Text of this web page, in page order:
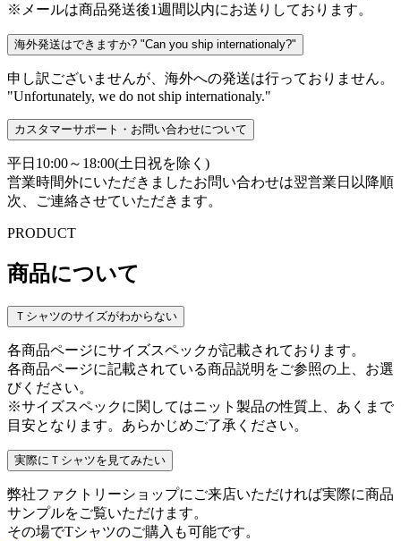
※メールは商品発送後1週間以内にお送りしております。
海外発送はできますか? "Can you ship internationaly?"
申し訳ございませんが、海外への発送は行っておりません。
"Unfortunately, we do not ship internationaly."
カスタマーサポート・お問い合わせについて
平日10:00～18:00(土日祝を除く)
営業時間外にいただきましたお問い合わせは翌営業日以降順
次、ご連絡させていただきます。
PRODUCT
商品について
Ｔシャツのサイズがわからない
各商品ページにサイズスペックが記載されております。
各商品ページに記載されている商品説明をご参照の上、お選
びください。
※サイズスペックに関してはニット製品の性質上、あくまで
目安となります。あらかじめご了承ください。
実際にＴシャツを見てみたい
弊社ファクトリーショップにご来店いただければ実際に商品
サンプルをご覧いただけます。
その場でTシャツのご購入も可能です。